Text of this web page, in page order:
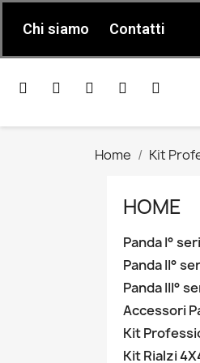
Chi siamo Contatti
Home Kit
HOME
Panda I°
Panda II°
Panda III°
Accessori
Kit
Kit Rialzi